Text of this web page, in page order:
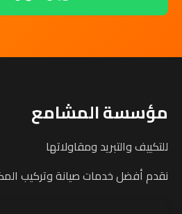
مؤسسة المشامع
للتكييف والتبريد ومقاولاتها
نقدم أفضل خدمات صيانة وتركيب